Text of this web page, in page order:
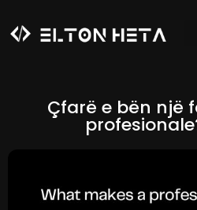
Çfarë e bën një